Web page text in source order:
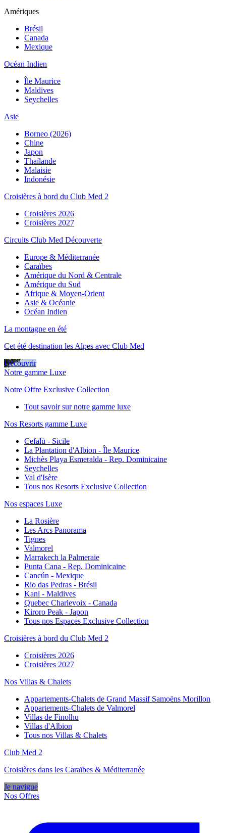
Amériques
Brésil
Canada
Mexique
Océan Indien
Île Maurice
Maldives
Seychelles
Asie
Borneo (2026)
Chine
Japon
Thaïlande
Malaisie
Indonésie
Croisières à bord du Club Med 2
Croisières 2026
Croisières 2027
Circuits Club Med Découverte
Europe & Méditerranée
Caraïbes
Amérique du Nord & Centrale
Amérique du Sud
Afrique & Moyen-Orient
Asie & Océanie
Océan Indien
La montagne en été
Cet été destination les Alpes avec Club Med
Découvrir
Notre gamme Luxe
Notre Offre Exclusive Collection
Tout savoir sur notre gamme luxe
Nos Resorts gamme Luxe
Cefalù - Sicile
La Plantation d'Albion - Île Maurice
Michès Playa Esmeralda - Rep. Dominicaine
Seychelles
Val d'Isère
Tous nos Resorts Exclusive Collection
Nos espaces Luxe
La Rosière
Les Arcs Panorama
Tignes
Valmorel
Marrakech la Palmeraie
Punta Cana - Rep. Dominicaine
Cancún - Mexique
Rio das Pedras - Brésil
Kani - Maldives
Quebec Charlevoix - Canada
Kiroro Peak - Japon
Tous nos Espaces Exclusive Collection
Croisières à bord du Club Med 2
Croisières 2026
Croisières 2027
Nos Villas & Chalets
Appartements-Chalets de Grand Massif Samoëns Morillon
Appartements-Chalets de Valmorel
Villas de Finolhu
Villas d'Albion
Tous nos Villas & Chalets
Club Med 2
Croisières dans les Caraïbes & Méditerranée
Je navigue
Nos Offres